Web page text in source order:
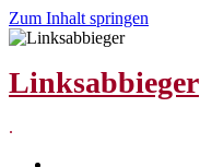
Zum Inhalt springen
Linksabbieger
.